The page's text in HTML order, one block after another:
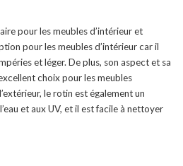
pour les meubles d’intérieur et
pour les meubles d’intérieur car il
et léger. De plus, son aspect et sa
choix pour les meubles
le rotin est également un
et aux UV, et il est facile à nettoyer